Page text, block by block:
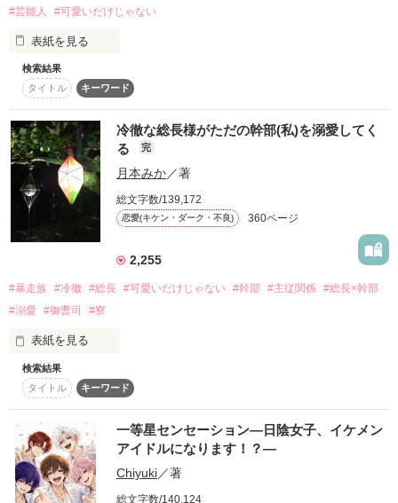
復刻！夏の野いちごビギナーズ応援コンテスト～中・長編チ
500文字の不気味なテスト、募集中。
200文字でゾッ！こわい短編コンテスト
この2人が最強‼ベストバディ短編コンテスト
スターツ出版小説投稿サイト合同企画「1話からの長編大
賞」野いちご！会場
その他の条件
崖っぷち無名女優・香月瑠奈(17)。
恋リアで知名度を上げて、起死回生！
……そう目論んだのに――
「リアリティショーのくせに、めちゃくちゃ台本ありきじゃ
ん！」
あてがわれたのは、ヒロインの恋を邪魔する
【あざとい系悪女役】！？
台本の裏に、翻弄されて。
「演技続けられなくなったの、俺のせい？」
「っ……違うから！」
絆されて。
育っちゃったのは、ホントの恋？
カメラが回る、
#芸能人
#可愛いだけじゃない
表紙を見る
※顔面最強、ゆえに人生ハードモード※
超絶美少女・榛名千歳は、何故か大人気オーディション番組
《EMERGENCE PROJECT（エマプロ）》に強制参加させられ
ることに。
悪いけど、芸能界なんて絶対にごめんだ。
言いなりになるつもりはない千歳は真っ先にこう決意する──
『とにかく嫌われよう』
傲慢、無礼、協調性ゼロ。
どんなイケメンもドン引きする問題児を演じきって、即脱退の
ための礎を築く──はずだったのに。
『お前、ホントは女でしょ』
『俺にハマらない自信ある？』
『先に落ちたら負け、な』
検索結果
タイトル
キーワード
冷徹な総長様がただの幹部(私)を溺愛してく
る
完
月本みか／著
総文字数/139,172
恋愛(キケン・ダーク・不良) 360ページ
2,255
#暴走族 #冷徹 #総長 #可愛いだけじゃない #幹部 #主従関係 #総長×幹部
#溺愛
#御曹司 #寮
表紙を見る
【黎明】
それは一人の総長と四人の幹部からなる、
私立京極学園最大の暴走族の名前だ。
彼らはかつて学園を支配していた【堕天】を
打ち砕きトップの座に君臨した。
検索結果
タイトル
キーワード
一等星センセーション―日陰女子、イケメン
アイドルになります！？―
Chiyuki／著
総文字数/140,124